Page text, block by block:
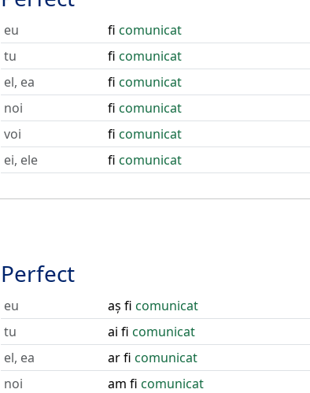
eu fi comunicat
tu
fi comunicat
el, ea
fi comunicat
noi
fi comunicat
voi
fi comunicat
ei, ele
fi comunicat
Perfect
eu aș fi comunicat
tu
ai fi comunicat
el, ea
ar fi comunicat
noi
am fi comunicat